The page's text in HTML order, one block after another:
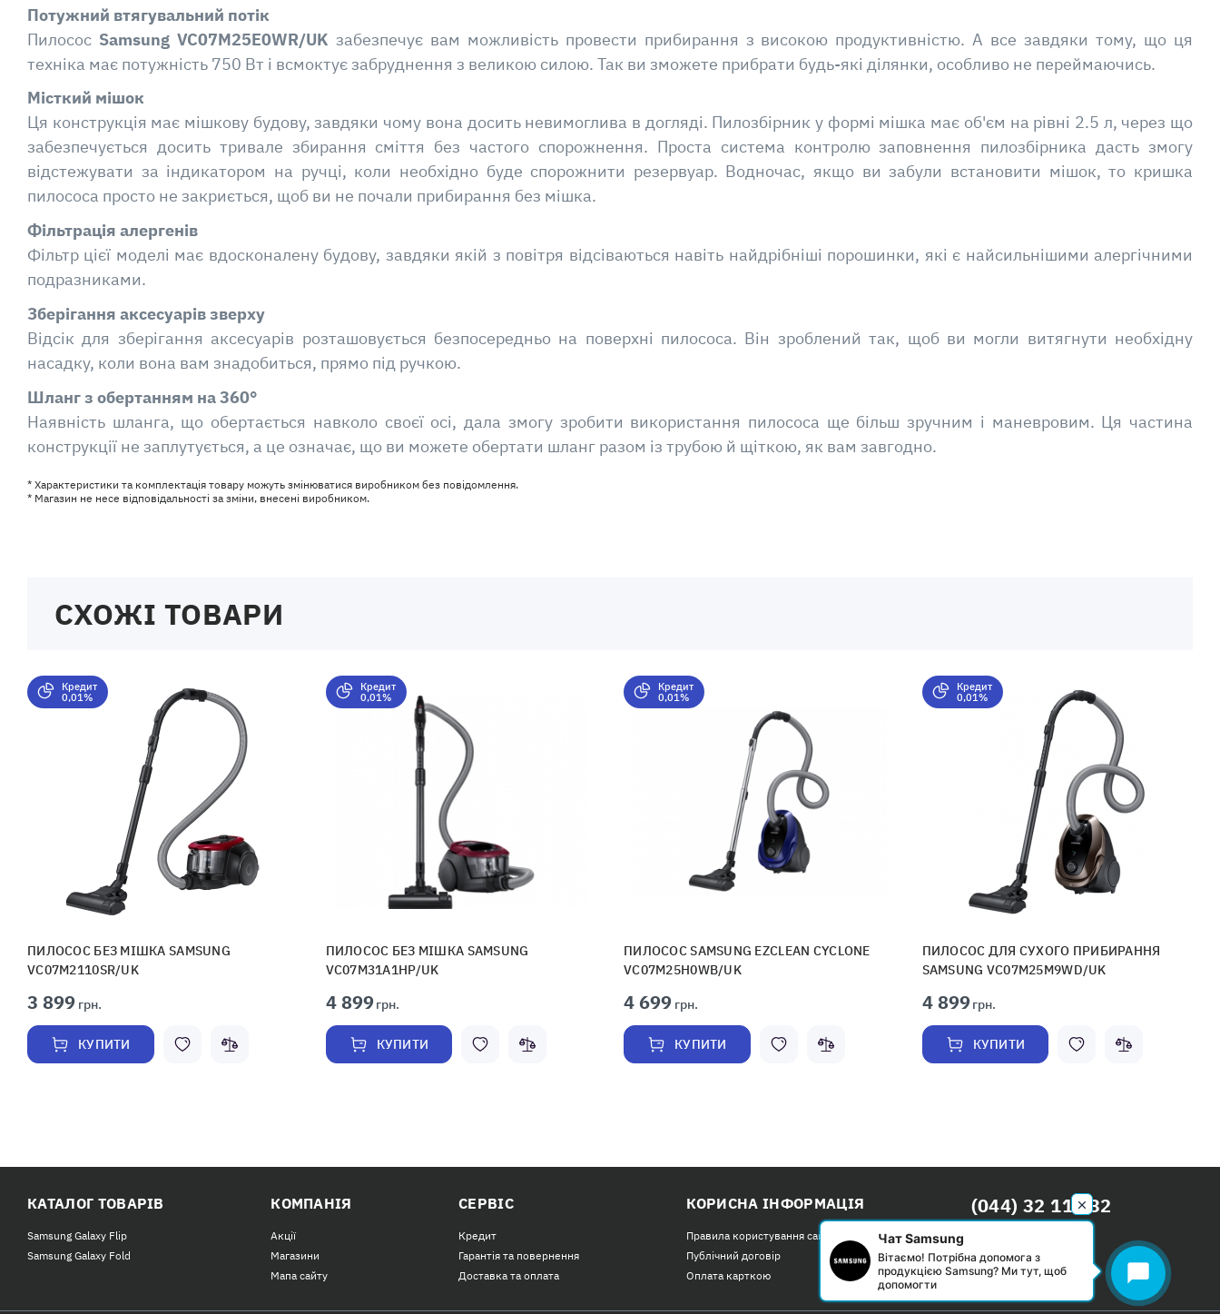
Потужний втягувальний потік
Пилосос Samsung VC07M25E0WR/UK забезпечує вам можливість провести прибирання з високою продуктивністю. А все завдяки тому, що ця
техніка має потужність 750 Вт і всмоктує забруднення з великою силою. Так ви зможете прибрати будь-які ділянки, особливо не переймаючись.
Місткий мішок
Ця конструкція має мішкову будову, завдяки чому вона досить невимоглива в догляді. Пилозбірник у формі мішка має об'єм на рівні 2.5 л, через що
забезпечується досить тривале збирання сміття без частого спорожнення. Проста система контролю заповнення пилозбірника дасть змогу
відстежувати за індикатором на ручці, коли необхідно буде спорожнити резервуар. Водночас, якщо ви забули встановити мішок, то кришка
пилососа просто не закриється, щоб ви не почали прибирання без мішка.
Фільтрація алергенів
Фільтр цієї моделі має вдосконалену будову, завдяки якій з повітря відсіваються навіть найдрібніші порошинки, які є найсильнішими алергічними
подразниками.
Зберігання аксесуарів зверху
Відсік для зберігання аксесуарів розташовується безпосередньо на поверхні пилососа. Він зроблений так, щоб ви могли витягнути необхідну
насадку, коли вона вам знадобиться, прямо під ручкою.
Шланг з обертанням на 360°
Наявність шланга, що обертається навколо своєї осі, дала змогу зробити використання пилососа ще більш зручним і маневровим. Ця частина
конструкції не заплутується, а це означає, що ви можете обертати шланг разом із трубою й щіткою, як вам завгодно.
* Характеристики та комплектація товару можуть змінюватися виробником без повідомлення.
* Магазин не несе відповідальності за зміни, внесені виробником.
СХОЖІ ТОВАРИ
Кредит
0,01%
ПИЛОСОС БЕЗ МІШКА SAMSUNG
VC07M2110SR/UK
3 899 грн.
КУПИТИ
Кредит
0,01%
ПИЛОСОС БЕЗ МІШКА SAMSUNG
VC07M31A1HP/UK
4 899грн.
КУПИТИ
Кредит
0,01%
ПИЛОСОС SAMSUNG EZCLEAN CYCLONE
VC07M25H0WB/UK
4 699 грн.
КУПИТИ
Кредит
0,01%
ПИЛОСОС ДЛЯ СУХОГО ПРИБИРАННЯ
SAMSUNG VC07M25M9WD/UK
4 899грн.
КУПИТИ
КАТАЛОГ ТОВАРІВ
Samsung Galaxy Flip
Samsung Galaxy Fold
КОМПАНІЯ
Акції
Магазини
Мапа сайту
СЕРВІС
Кредит
Гарантія та повернення
Доставка та оплата
КОРИСНА ІНФОРМАЦІЯ
Правила користування сайтом
Публічний договір
Оплата карткою
(044) 32 111 32
Безкоштовно по Києву
Пн-Нд: с 09:00 до 20:00
Чат Samsung
Вітаємо! Потрібна допомога з
продукцією Samsung? Ми тут, щоб
допомогти
chat_bubble